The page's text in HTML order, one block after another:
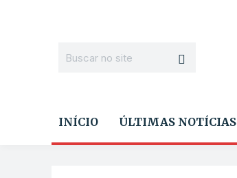
INÍCIO ÚLTIMAS NOTÍCIAS